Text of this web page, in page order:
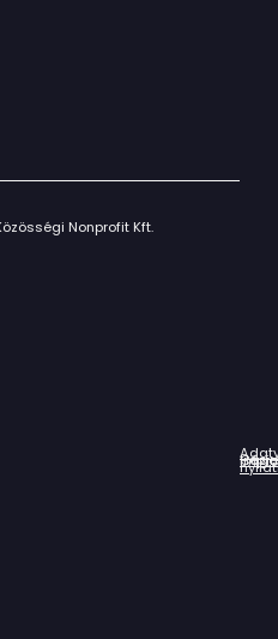
Nonprofit Kft.